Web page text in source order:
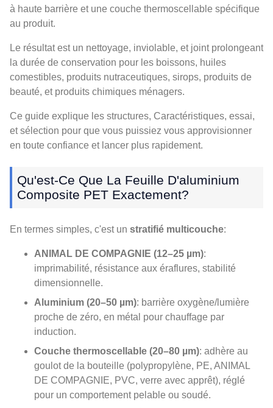
à haute barrière et une couche thermoscellable spécifique
au produit.
Le résultat est un nettoyage, inviolable, et joint prolongeant
la durée de conservation pour les boissons, huiles
comestibles, produits nutraceutiques, sirops, produits de
beauté, et produits chimiques ménagers.
Ce guide explique les structures, Caractéristiques, essai,
et sélection pour que vous puissiez vous approvisionner
en toute confiance et lancer plus rapidement.
Qu'est-Ce Que La Feuille D'aluminium
Composite PET Exactement?
En termes simples, c'est un stratifié multicouche:
ANIMAL DE COMPAGNIE (12–25 µm):
imprimabilité, résistance aux éraflures, stabilité
dimensionnelle.
Aluminium (20–50 µm): barrière oxygène/lumière
proche de zéro, en métal pour chauffage par
induction.
Couche thermoscellable (20–80 µm): adhère au
goulot de la bouteille (polypropylène, PE, ANIMAL
DE COMPAGNIE, PVC, verre avec apprêt), réglé
pour un comportement pelable ou soudé.